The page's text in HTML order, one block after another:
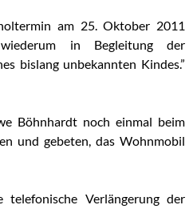
am 25. Oktober 2011
in Begleitung der
bislang unbekannten Kindes.”
Böhnhardt noch einmal beim
und gebeten, das Wohnmobil
Verlängerung der